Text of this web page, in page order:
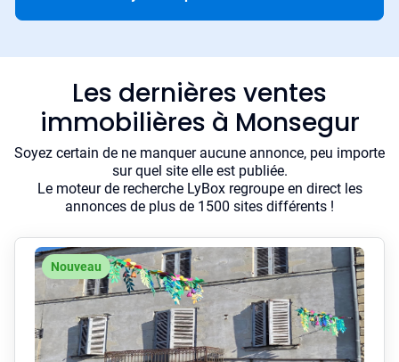
Les dernières ventes
immobilières à Monsegur
Soyez certain de ne manquer aucune annonce, peu importe
sur quel site elle est publiée.
Le moteur de recherche LyBox regroupe en direct les
annonces de plus de 1500 sites différents !
Nouveau